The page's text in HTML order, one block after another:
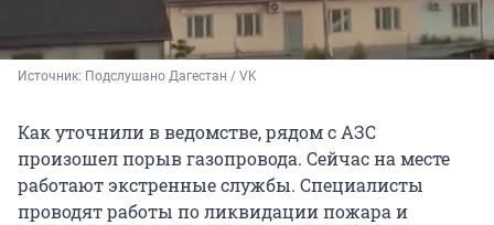
Источник: Подслушано Дагестан / VK
Как уточнили в ведомстве, рядом с АЗС
произошел порыв газопровода. Сейчас на месте
работают экстренные службы. Специалисты
проводят работы по ликвидации пожара и